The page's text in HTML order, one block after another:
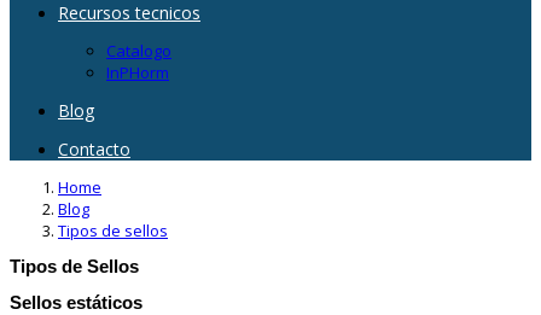
Recursos tecnicos
Catalogo
InPHorm
Blog
Contacto
Home
Blog
Tipos de sellos
Tipos de Sellos
Sellos estáticos